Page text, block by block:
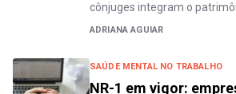
cônjuges integram o
ADRIANA AGUIAR
SAÚDE MENTAL NO TRABALHO
NR-1 em vigor: